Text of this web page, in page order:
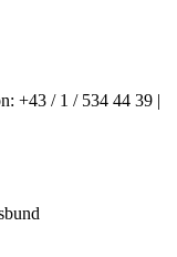
+43 / 1 / 534 44 39 |